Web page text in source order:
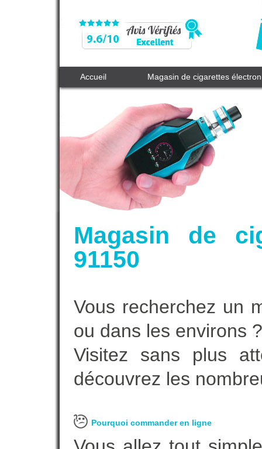
Accueil Magasin de cigarettes
Magasin de
91150
Vous recherchez un
ou dans les environs ?
Visitez sans plus
découvrez les
Pourquoi commander en ligne